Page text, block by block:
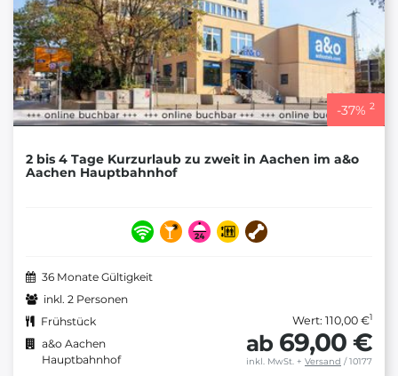
-37% 2
2 bis 4 Tage Kurzurlaub zu zweit in Aachen im a&o
Aachen Hauptbahnhof
36 Monate Gültigkeit
inkl. 2 Personen
Frühstück
a&o Aachen
Hauptbahnhof
Wert: 110,00 €1
ab 69,00 €
inkl. MwSt. + Versand / 10177